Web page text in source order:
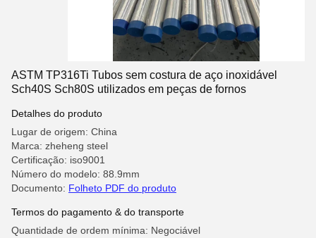
ASTM TP316Ti Tubos sem costura de aço inoxidável
Sch40S Sch80S utilizados em peças de fornos
Detalhes do produto
Lugar de origem: China
Marca: zheheng steel
Certificação: iso9001
Número do modelo: 88.9mm
Documento: Folheto PDF do produto
Termos do pagamento & do transporte
Quantidade de ordem mínima: Negociável